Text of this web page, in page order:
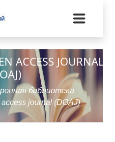
ACCESS JOURNAL
библиотека
journal (DOAJ)